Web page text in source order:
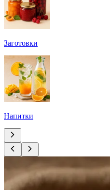
Заготовки
Напитки